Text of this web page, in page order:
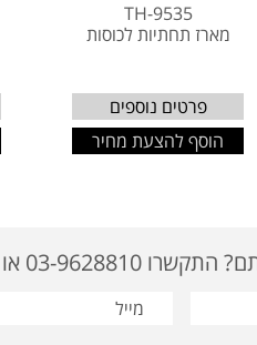
TH-9535
מארז תחתיות לכוסות
פרטים נוספים
הוסף להצעת מחיר
או מלאו פרטים